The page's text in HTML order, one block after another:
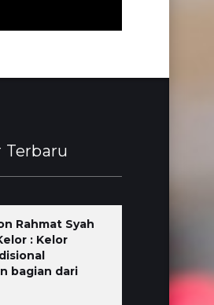
Terbaru
Rahmat Syah
: Kelor
bagian dari